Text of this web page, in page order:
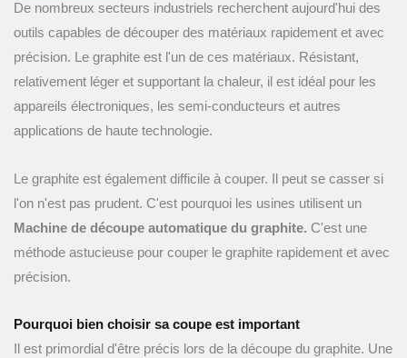
De nombreux secteurs industriels recherchent aujourd'hui des
outils capables de découper des matériaux rapidement et avec
précision. Le graphite est l'un de ces matériaux. Résistant,
relativement léger et supportant la chaleur, il est idéal pour les
appareils électroniques, les semi-conducteurs et autres
applications de haute technologie.
Le graphite est également difficile à couper. Il peut se casser si
l'on n'est pas prudent. C'est pourquoi les usines utilisent un
Machine de découpe automatique du graphite. C'est une
méthode astucieuse pour couper le graphite rapidement et avec
précision.
Pourquoi bien choisir sa coupe est important
Il est primordial d'être précis lors de la découpe du graphite. Une